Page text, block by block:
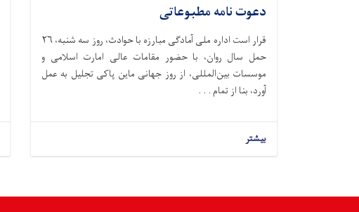
دعوت نامه مطبوعاتی
قرار است اداره ملی آمادگی مبارزه با حوادث،‌ روز سه شنبه، ۲۶
حمل سال روان، با حضور مقامات عالی امارت اسلامی و
موسسات بین‌المللی، از روز جهانی ماین پاکی تجلیل به عمل
آورد، بنا از تمام . . .
بیشتر